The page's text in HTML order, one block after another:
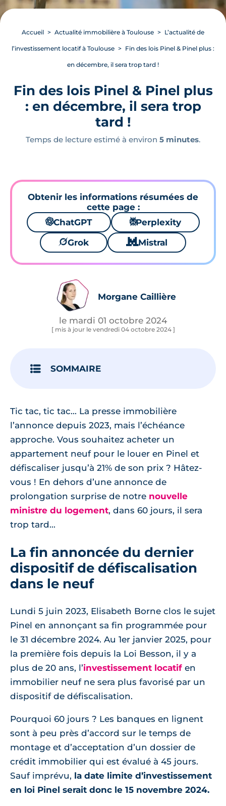
Accueil Actualité immobilière à Toulouse L’actualité de
l’investissement locatif à Toulouse Fin des lois Pinel & Pinel plus :
en décembre, il sera trop tard !
Fin des lois Pinel & Pinel plus
: en décembre, il sera trop
tard !
Temps de lecture estimé à environ 5 minutes.
Obtenir les informations résumées de
cette page :
🌌ChatGPT ⚙Perplexity
🪐Grok 🐱 Mistral
Morgane Caillière
le mardi 01 octobre 2024
[ mis à jour le vendredi 04 octobre 2024 ]
SOMMAIRE
Tic tac, tic tac... La presse immobilière
l’annonce depuis 2023, mais l’échéance
approche. Vous souhaitez acheter un
appartement neuf pour le louer en Pinel et
défiscaliser jusqu’à 21% de son prix ? Hâtez-
vous ! En dehors d’une annonce de
prolongation surprise de notre nouvelle
ministre du logement, dans 60 jours, il sera
trop tard...
La fin annoncée du dernier
dispositif de défiscalisation
dans le neuf
Lundi 5 juin 2023, Elisabeth Borne clos le sujet
Pinel en annonçant sa fin programmée pour
le 31 décembre 2024. Au 1er janvier 2025, pour
la première fois depuis la Loi Besson, il y a
plus de 20 ans, l’investissement locatif en
immobilier neuf ne sera plus favorisé par un
dispositif de défiscalisation.
Pourquoi 60 jours ? Les banques en lignent
sont à peu près d’accord sur le temps de
montage et d’acceptation d’un dossier de
crédit immobilier qui est évalué à 45 jours.
Sauf imprévu, la date limite d’investissement
en loi Pinel serait donc le 15 novembre 2024.